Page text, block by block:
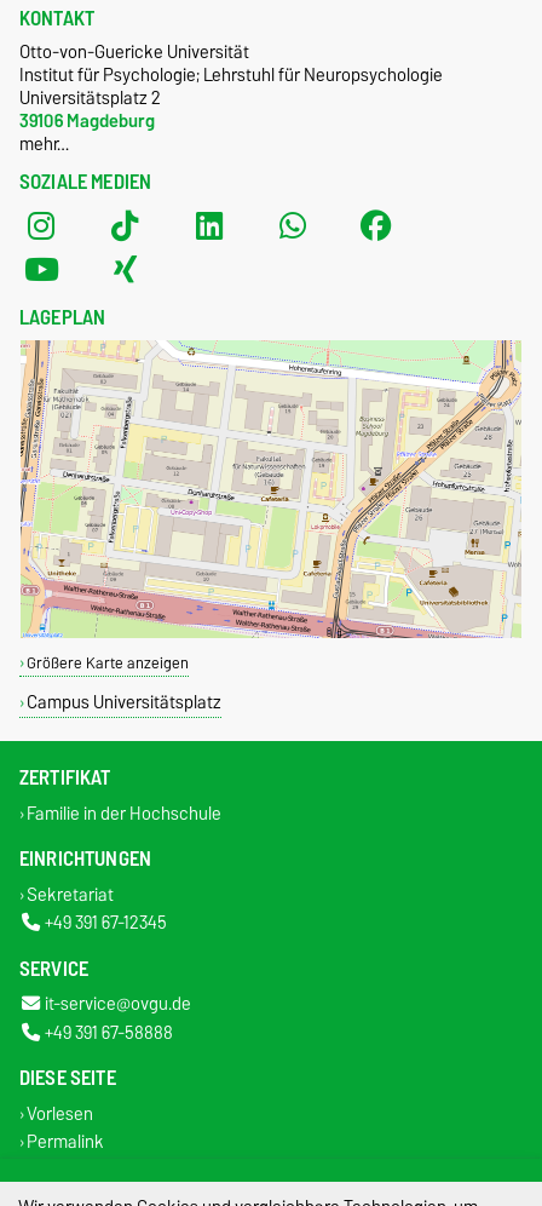
SOZIALE MEDIEN
KONTAKT
Otto-von-Guericke Universität
Institut für Psychologie; Lehrstuhl für Neuropsychologie
Universitätsplatz 2
39106 Magdeburg
mehr…
LAGEPLAN
Größere Karte anzeigen
Campus Universitätsplatz
ZERTIFIKAT
Familie in der Hochschule
EINRICHTUNGEN
Sekretariat
+49 391 67-12345
SERVICE
it-service@ovgu.de
+49 391 67-58888
DIESE SEITE
Vorlesen
Permalink
Impressum